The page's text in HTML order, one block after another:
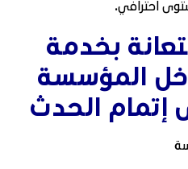
احترافي.
بخدمة
المؤسسة
إتمام الحدث